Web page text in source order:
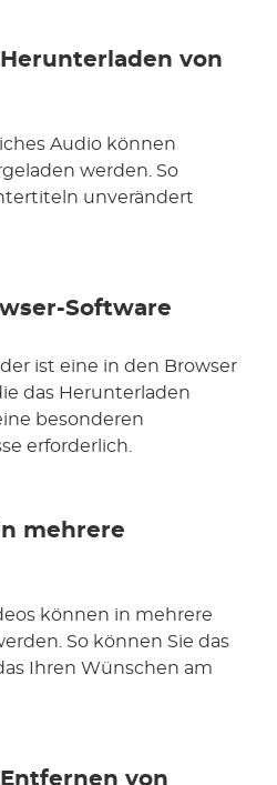
von
Audio können
werden. So
unverändert
Software
ist eine in den Browser
das Herunterladen
besonderen
erforderlich.
mehrere
können in mehrere
So können Sie das
Ihren Wünschen am
von